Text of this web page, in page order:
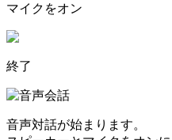
マイクをオン
終了
音声対話が始まります。